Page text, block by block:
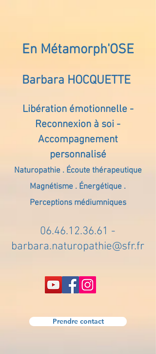
En Métamorph'OSE
Barbara HOCQUETTE
Libération émotionnelle -
Reconnexion à soi -
Accompagnement
personnalisé
Naturopathie . Écoute thérapeutique
Magnétisme . Énergétique .
Perceptions médiumniques
06.46.12.36.61 -
barbara.naturopathie@sfr.fr
Prendre contact